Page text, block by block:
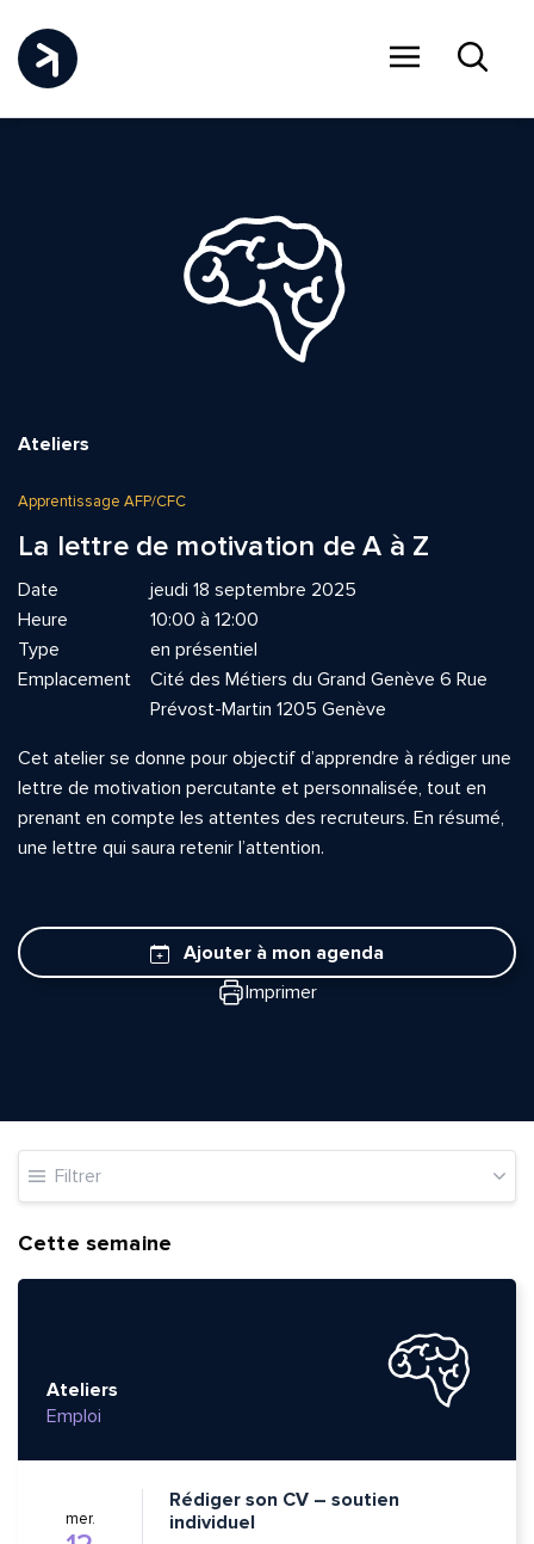
Ateliers
Apprentissage AFP/CFC
La lettre de motivation de A à Z
Date
jeudi 18 septembre 2025
Heure
10:00 à 12:00
Type
en présentiel
Emplacement
Cité des Métiers du Grand Genève 6 Rue
Prévost-Martin 1205 Genève
Cet atelier se donne pour objectif d’apprendre à rédiger une
lettre de motivation percutante et personnalisée, tout en
prenant en compte les attentes des recruteurs. En résumé,
une lettre qui saura retenir l’attention.
Ajouter à mon agenda
Imprimer
Filtrer
Cette semaine
Ateliers
Emploi
mer.
Rédiger son CV – soutien
individuel